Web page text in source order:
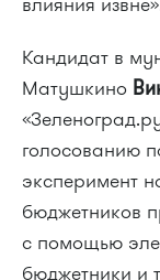
Кандидат в
Матушкино
голосованию
эксперимент
бюджетников
с помощью
бюджетники и